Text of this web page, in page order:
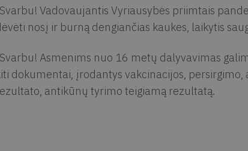
Vadovaujantis Vyriausybės priimtais
nosį ir burną dengiančias kaukes, laikytis
Asmenims nuo 16 metų dalyvavimas
dokumentai, įrodantys vakcinacijos,
antikūnų tyrimo teigiamą rezultatą.